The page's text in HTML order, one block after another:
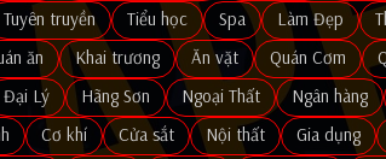
Tuyên truyền Tiểu học Spa Làm Đẹp
ăn Khai trương Ăn vặt Quán Cơm
Đại Lý Hãng Sơn Ngoại Thất Ngân hàng
Cơ khí Cửa sắt Nội thất Gia dụng